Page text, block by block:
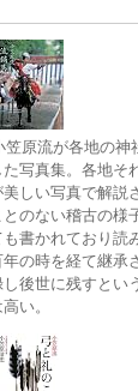
原流が各地の神
写真集。各地そ
しい写真で解説
のない稽古の様
書かれており読
の時を経て継承
後世に残すとい
い。